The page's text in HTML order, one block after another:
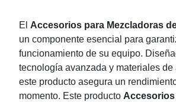
El Accesorios para Mezcladoras
un componente esencial para
funcionamiento de su equipo.
tecnología avanzada y materiales de
este producto asegura un
momento. Este producto Accesorios